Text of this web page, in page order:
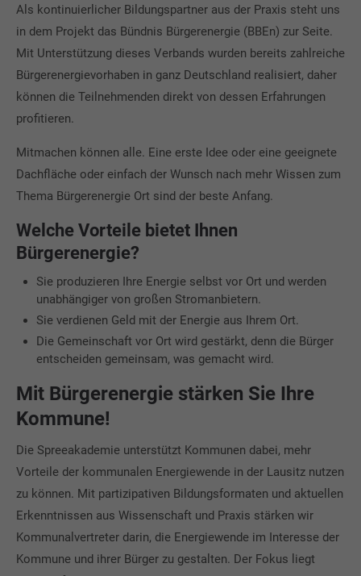
Als kontinuierlicher Bildungspartner aus der Praxis steht uns
in dem Projekt das Bündnis Bürgerenergie (BBEn) zur Seite.
Mit Unterstützung dieses Verbands wurden bereits zahlreiche
Bürgerenergievorhaben in ganz Deutschland realisiert, daher
können die Teilnehmenden direkt von dessen Erfahrungen
profitieren.
Mitmachen können alle. Eine erste Idee oder eine geeignete
Dachfläche oder einfach der Wunsch nach mehr Wissen zum
Thema Bürgerenergie Ort sind der beste Anfang.
Welche Vorteile bietet Ihnen
Bürgerenergie?
Sie produzieren Ihre Energie selbst vor Ort und werden
unabhängiger von großen Stromanbietern.
Sie verdienen Geld mit der Energie aus Ihrem Ort.
Die Gemeinschaft vor Ort wird gestärkt, denn die Bürger
entscheiden gemeinsam, was gemacht wird.
Mit Bürgerenergie stärken Sie Ihre
Kommune!
Die Spreeakademie unterstützt Kommunen dabei, mehr
Vorteile der kommunalen Energiewende in der Lausitz nutzen
zu können. Mit partizipativen Bildungsformaten und aktuellen
Erkenntnissen aus Wissenschaft und Praxis stärken wir
Kommunalvertreter darin, die Energiewende im Interesse der
Kommune und ihrer Bürger zu gestalten. Der Fokus liegt